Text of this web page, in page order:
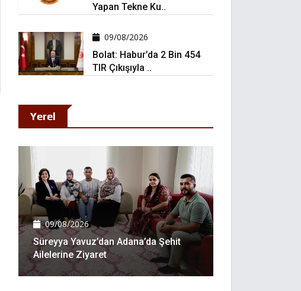
Yapan Tekne Ku..
09/08/2026
Bolat: Habur’da 2 Bin 454
TIR Çıkışıyla ..
Yerel
09/08/2026
Süreyya Yavuz’dan Adana’da Şehit
Ailelerine Ziyaret